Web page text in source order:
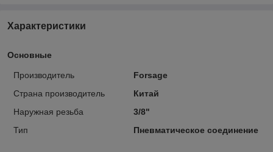
Характеристики
Основные
Производитель
Forsage
Страна производитель
Китай
Наружная резьба
3/8"
Тип
Пневматическое соединение